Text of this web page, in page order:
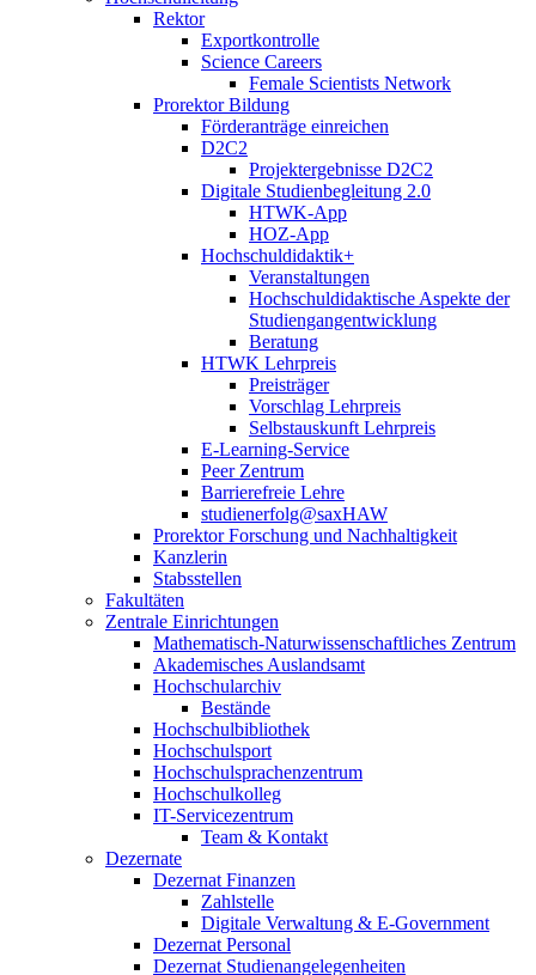
Rektor
Exportkontrolle
Science Careers
Female Scientists Network
Prorektor Bildung
Förderanträge einreichen
D2C2
Projektergebnisse D2C2
Digitale Studienbegleitung 2.0
HTWK-App
HOZ-App
Hochschuldidaktik+
Veranstaltungen
Hochschuldidaktische Aspekte der
Studiengangentwicklung
Beratung
HTWK Lehrpreis
Preisträger
Vorschlag Lehrpreis
Selbstauskunft Lehrpreis
E-Learning-Service
Peer Zentrum
Barrierefreie Lehre
studienerfolg@saxHAW
Prorektor Forschung und Nachhaltigkeit
Kanzlerin
Stabsstellen
Fakultäten
Zentrale Einrichtungen
Mathematisch-Naturwissenschaftliches Zentrum
Akademisches Auslandsamt
Hochschularchiv
Bestände
Hochschulbibliothek
Hochschulsport
Hochschulsprachenzentrum
Hochschulkolleg
IT-Servicezentrum
Team & Kontakt
Dezernate
Dezernat Finanzen
Zahlstelle
Digitale Verwaltung & E-Government
Dezernat Personal
Dezernat Studienangelegenheiten